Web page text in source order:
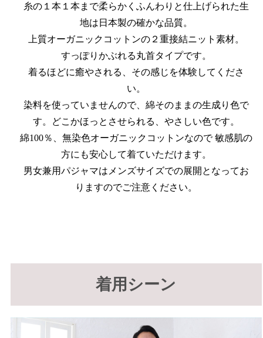
糸の１本１本まで柔らかくふんわりと仕上げられた生
地は日本製の確かな品質。
上質オーガニックコットンの２重接結ニット素材。
すっぽりかぶれる丸首タイプです。
着るほどに癒やされる、その感じを体験してくださ
い。
染料を使っていませんので、綿そのままの生成り色で
す。どこかほっとさせられる、やさしい色です。
綿100％、無染色オーガニックコットンなので 敏感肌の
方にも安心して着ていただけます。
男女兼用パジャマはメンズサイズでの展開となってお
りますのでご注意ください。
着用シーン